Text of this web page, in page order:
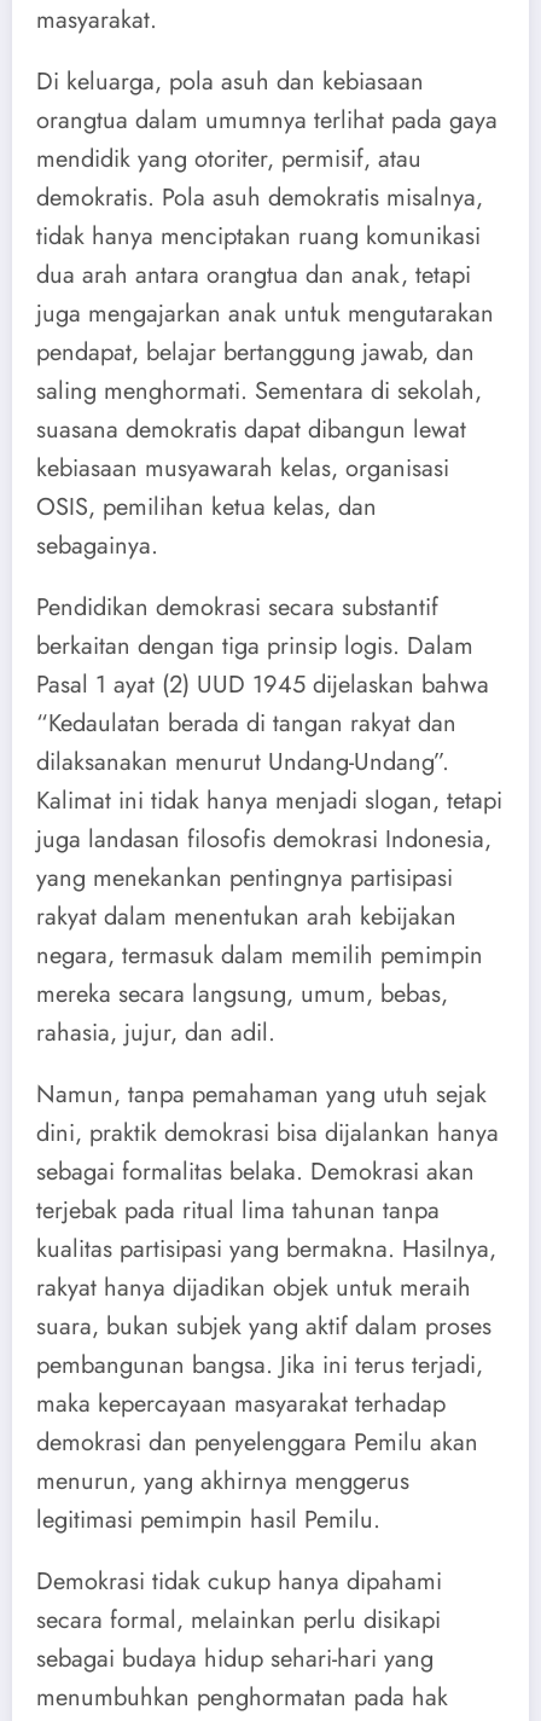
masyarakat.
Di keluarga, pola asuh dan kebiasaan
orangtua dalam umumnya terlihat pada gaya
mendidik yang otoriter, permisif, atau
demokratis. Pola asuh demokratis misalnya,
tidak hanya menciptakan ruang komunikasi
dua arah antara orangtua dan anak, tetapi
juga mengajarkan anak untuk mengutarakan
pendapat, belajar bertanggung jawab, dan
saling menghormati. Sementara di sekolah,
suasana demokratis dapat dibangun lewat
kebiasaan musyawarah kelas, organisasi
OSIS, pemilihan ketua kelas, dan
sebagainya.
Pendidikan demokrasi secara substantif
berkaitan dengan tiga prinsip logis. Dalam
Pasal 1 ayat (2) UUD 1945 dijelaskan bahwa
“Kedaulatan berada di tangan rakyat dan
dilaksanakan menurut Undang-Undang”.
Kalimat ini tidak hanya menjadi slogan, tetapi
juga landasan filosofis demokrasi Indonesia,
yang menekankan pentingnya partisipasi
rakyat dalam menentukan arah kebijakan
negara, termasuk dalam memilih pemimpin
mereka secara langsung, umum, bebas,
rahasia, jujur, dan adil.
Namun, tanpa pemahaman yang utuh sejak
dini, praktik demokrasi bisa dijalankan hanya
sebagai formalitas belaka. Demokrasi akan
terjebak pada ritual lima tahunan tanpa
kualitas partisipasi yang bermakna. Hasilnya,
rakyat hanya dijadikan objek untuk meraih
suara, bukan subjek yang aktif dalam proses
pembangunan bangsa. Jika ini terus terjadi,
maka kepercayaan masyarakat terhadap
demokrasi dan penyelenggara Pemilu akan
menurun, yang akhirnya menggerus
legitimasi pemimpin hasil Pemilu.
Demokrasi tidak cukup hanya dipahami
secara formal, melainkan perlu disikapi
sebagai budaya hidup sehari-hari yang
menumbuhkan penghormatan pada hak